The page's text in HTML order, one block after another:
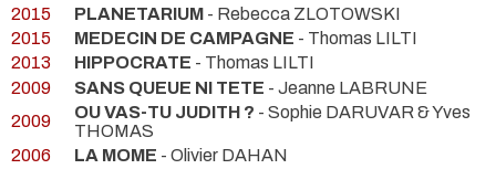
2015
PLANETARIUM - Rebecca ZLOTOWSKI
2015
MEDECIN DE CAMPAGNE - Thomas LILTI
2013
HIPPOCRATE - Thomas LILTI
2009
SANS QUEUE NI TETE - Jeanne LABRUNE
2009
OU VAS-TU JUDITH ? - Sophie DARUVAR & Yves
THOMAS
2006
LA MOME - Olivier DAHAN